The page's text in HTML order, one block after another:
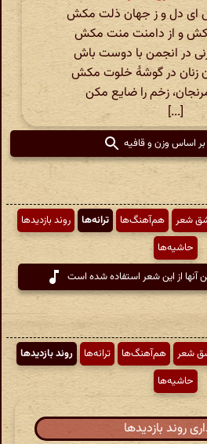
ای دل و ز جهان ذلت مکش
و از دامنت منت مکش
در انجمن با دوست باش
زنان در گوشهٔ خلوت مکش
مرنجان، زخم را ضایع مکن
[...]
اساس وزن و قافیه
شعر هم‌آهنگ‌ها ترانه‌ها
روند بازدیدها
حاشیه‌ها
آنها از این شعر استفاده شده است
شعر هم‌آهنگ‌ها ترانه‌ها
روند بازدیدها
حاشیه‌ها
روند بازدیدها